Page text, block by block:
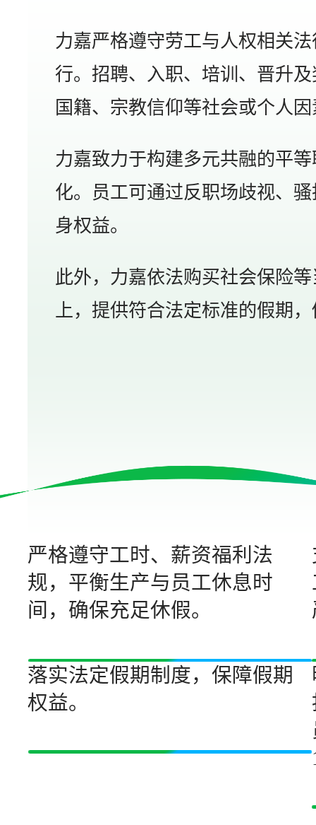
力嘉严格遵守劳工与人权相关
行。招聘、入职、培训、晋升
国籍、宗教信仰等社会或个人
力嘉致力于构建多元共融的平
化。员工可通过反职场歧视、
身权益。
此外，力嘉依法购买社会保险
上，提供符合法定标准的假期
严格遵守工时、薪资福利法
规，平衡生产与员工休息时
间，确保充足休假。
落实法定假期制度，保障假期
权益。